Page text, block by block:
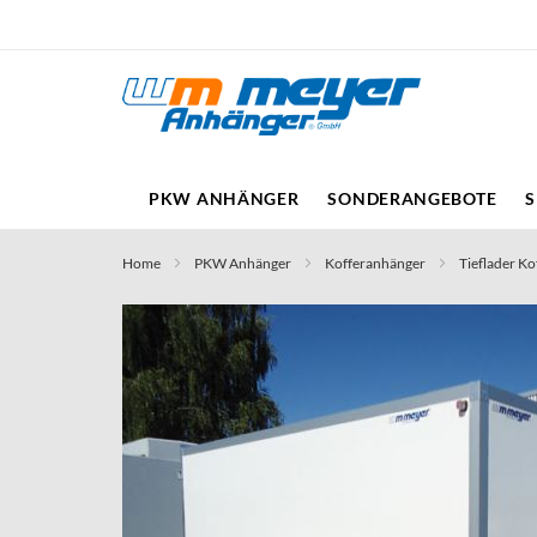
Inhalt
PKW ANHÄNGER SONDERANGEBOTE
Home PKW Anhänger Kofferanhänger Tieflader
Skip
the
end
of
the
images